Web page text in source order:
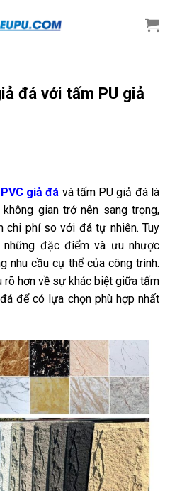
đá với tấm PU giả
giả đá và tấm PU giả đá là
gian trở nên sang trọng,
chi phí so với đá tự nhiên. Tuy
đặc điểm và ưu nhược
nhu cầu cụ thể của công trình.
rõ hơn về sự khác biệt giữa tấm
để có lựa chọn phù hợp nhất